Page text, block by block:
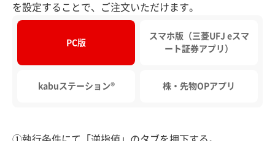
を設定することで、ご注文いただけます。
PC版
スマホ版（三菱UFJ eスマ
ート証券アプリ）
kabuステーション® 株・先物OPアプリ